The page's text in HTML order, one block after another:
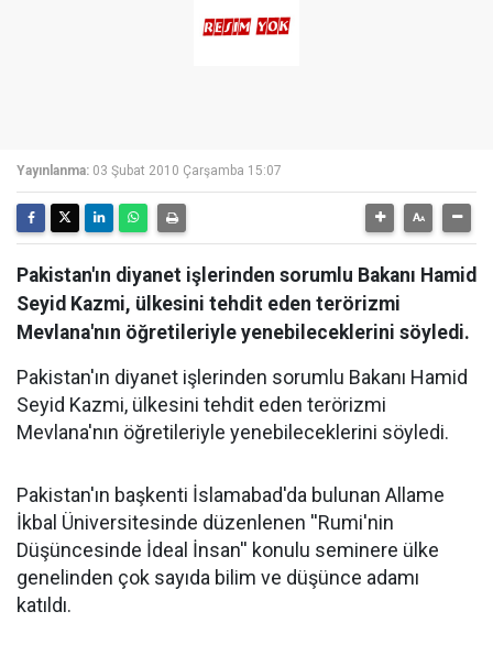
Yayınlanma: 03 Şubat 2010 Çarşamba 15:07
Pakistan'ın diyanet işlerinden sorumlu Bakanı Hamid
Seyid Kazmi, ülkesini tehdit eden terörizmi
Mevlana'nın öğretileriyle yenebileceklerini söyledi.
Pakistan'ın diyanet işlerinden sorumlu Bakanı Hamid
Seyid Kazmi, ülkesini tehdit eden terörizmi
Mevlana'nın öğretileriyle yenebileceklerini söyledi.
Pakistan'ın başkenti İslamabad'da bulunan Allame
İkbal Üniversitesinde düzenlenen ''Rumi'nin
Düşüncesinde İdeal İnsan'' konulu seminere ülke
genelinden çok sayıda bilim ve düşünce adamı
katıldı.